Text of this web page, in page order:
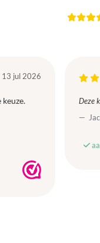
13 jul 2026
Deze